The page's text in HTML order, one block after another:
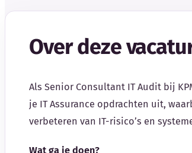
Over deze
Als Senior Consultant IT Audit bij
je IT Assurance opdrachten uit,
verbeteren van IT-risico’s en
Wat ga je doen?